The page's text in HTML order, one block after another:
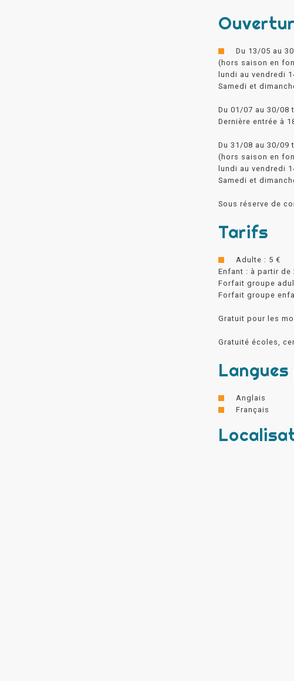
Du 13/05 au
(hors saison en
lundi au vendredi
Samedi et
Du 01/07 au 30/08
Dernière entrée à
Du 31/08 au 30/09
(hors saison en
lundi au vendredi
Samedi et
Sous réserve de
Tarifs
Adulte : 5 €
Enfant : à partir de
Forfait groupe
Forfait groupe
Gratuit pour les
Gratuité écoles,
Anglais
Français